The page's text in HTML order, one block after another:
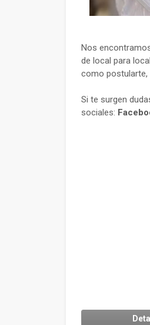
Nos
de local para
como postularte,
Si te surgen
sociales: